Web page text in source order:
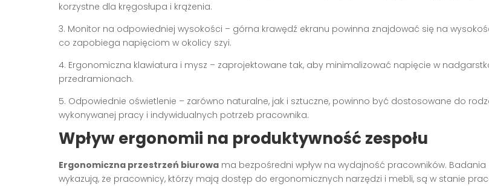
korzystne dla kręgosłupa i krążenia.
3. Monitor na odpowiedniej wysokości – górna krawędź ekranu powinna znajdować się na
co zapobiega napięciom w okolicy szyi.
4. Ergonomiczna klawiatura i mysz – zaprojektowane tak, aby minimalizować napięcie w
przedramionach.
5. Odpowiednie oświetlenie – zarówno naturalne, jak i sztuczne, powinno być dostosowane do
wykonywanej pracy i indywidualnych potrzeb pracownika.
Wpływ ergonomii na produktywność zespołu
Ergonomiczna przestrzeń biurowa ma bezpośredni wpływ na wydajność pracowników. Badania
wykazują, że pracownicy, którzy mają dostęp do ergonomicznych narzędzi i mebli, są w stanie